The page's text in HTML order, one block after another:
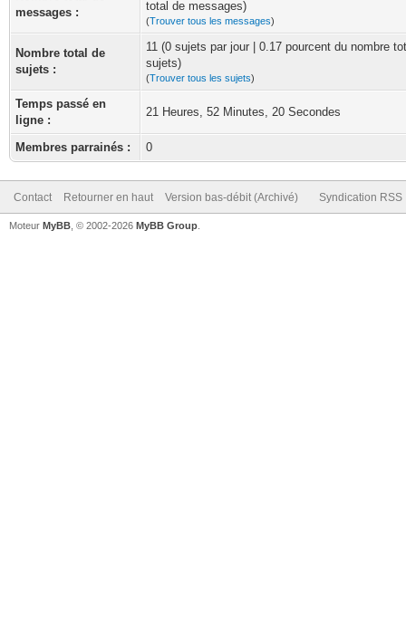
messages :
total de messages)
(Trouver tous les messages)
Nombre total de
sujets :
11 (0 sujets par jour | 0.17 pourcent du nombre
sujets)
(Trouver tous les sujets)
Temps passé en
ligne :
21 Heures, 52 Minutes, 20 Secondes
Membres parrainés : 0
Contact Retourner en haut Version bas-débit (Archivé) Syndication RSS
Moteur MyBB , © 2002-2026 MyBB Group